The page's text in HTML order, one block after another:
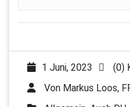
1 Juni, 2023
(0)
Von Markus Loos,